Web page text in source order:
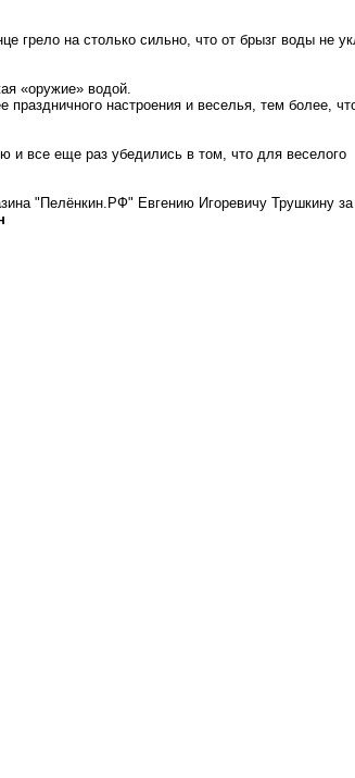
грело на столько сильно, что от брызг воды не
«оружие» водой.
настроения и веселья, тем более,
и все еще раз убедились в том, что для веселого
"Пелёнкин.РФ" Евгению Игоревичу Трушкину за